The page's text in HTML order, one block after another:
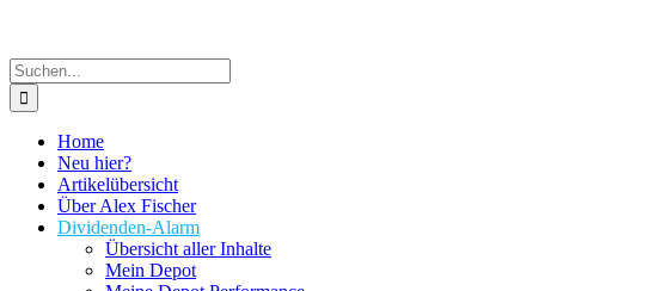
Suche
nach:
Home
Neu hier?
Artikelübersicht
Über Alex Fischer
Dividenden-Alarm
Übersicht aller Inhalte
Mein Depot